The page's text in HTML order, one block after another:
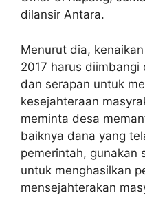
dilansir Antara.
Menurut dia,
2017 harus diimbangi
dan serapan untuk
kesejahteraan
meminta desa
baiknya dana yang
pemerintah, gunakan
untuk menghasilkan
mensejahterakan